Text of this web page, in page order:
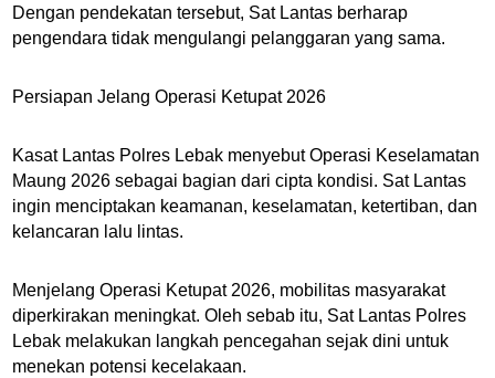
Dengan pendekatan tersebut, Sat Lantas berharap
pengendara tidak mengulangi pelanggaran yang sama.
Persiapan Jelang Operasi Ketupat 2026
Kasat Lantas Polres Lebak menyebut Operasi Keselamatan
Maung 2026 sebagai bagian dari cipta kondisi. Sat Lantas
ingin menciptakan keamanan, keselamatan, ketertiban, dan
kelancaran lalu lintas.
Menjelang Operasi Ketupat 2026, mobilitas masyarakat
diperkirakan meningkat. Oleh sebab itu, Sat Lantas Polres
Lebak melakukan langkah pencegahan sejak dini untuk
menekan potensi kecelakaan.